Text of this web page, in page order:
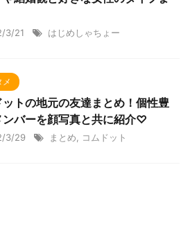
3/21 はじめしゃちょー
メ
ットの地元の友達まとめ！個性豊
ンバーを顔写真と共に紹介♡
3/29 まとめ, コムドット